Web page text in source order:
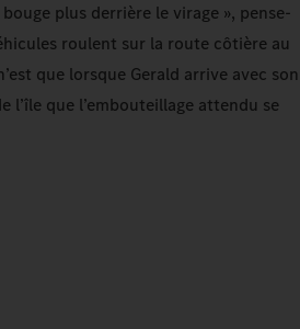
plus derrière le virage », pense-
roulent sur la route côtière au
que lorsque Gerald arrive avec son
l’île que l’embouteillage attendu se